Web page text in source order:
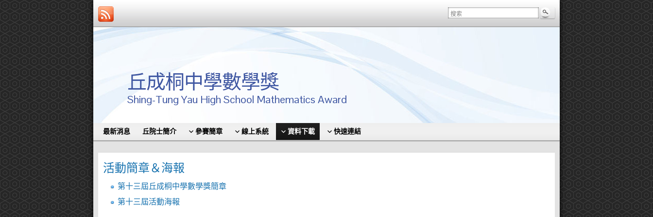
丘成桐中學數學獎
Shing-Tung Yau High School Mathematics Award
最新消息 丘院士簡介 參賽簡章 線上系統 資料下載 快速連結
活動簡章＆海報
第十三屆丘成桐中學數學獎簡章
第十三屆活動海報